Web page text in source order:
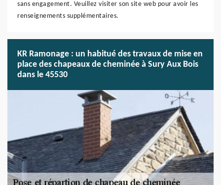
sans engagement. Veuillez visiter son site web pour avoir les
renseignements supplémentaires.
KR Ramonage : un habitué des travaux de mise en
place des chapeaux de cheminée à Sury Aux Bois
dans le 45530